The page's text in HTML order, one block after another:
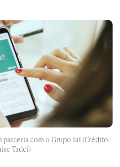
com o Grupo 1a1 (Crédito:
Tadei)